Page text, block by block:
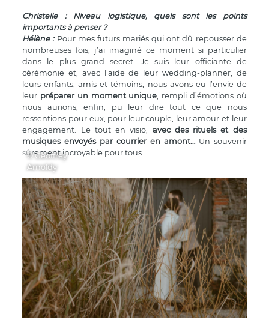
Christelle : Niveau logistique, quels sont les points
importants à penser ?
Hélène: Pour mes futurs mariés qui ont dû repousser de
nombreuses fois, j’ai imaginé ce moment si particulier
dans le plus grand secret. Je suis leur officiante de
cérémonie et, avec l’aide de leur wedding-planner, de
leurs enfants, amis et témoins, nous avons eu l’envie de
leur préparer un moment unique, rempli d’émotions où
nous aurions, enfin, pu leur dire tout ce que nous
ressentions pour eux, pour leur couple, leur amour et leur
engagement. Le tout en visio, avec des rituels et des
musiques envoyés par courrier en amont…Un souvenir
sûrement incroyable pour tous.
© Geoffrey
Arnoldy